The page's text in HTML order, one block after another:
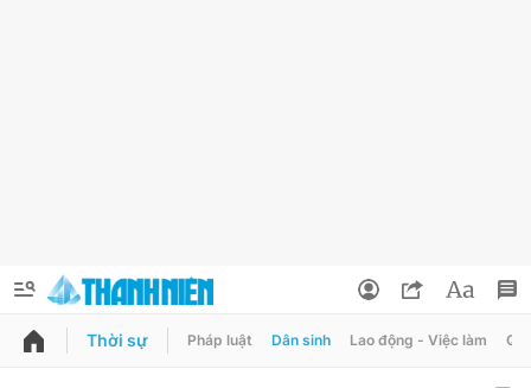
QUẢNG CÁO
Thời sự Pháp luật Dân sinh Lao động - Việc làm